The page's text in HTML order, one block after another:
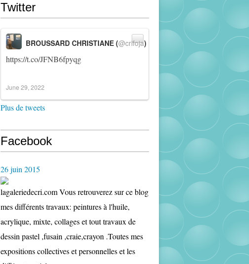
Twitter
https://t.co/JFNB6fpyqg
BROUSSARD CHRISTIANE (@crifoja)
June 29, 2022
Plus de tweets
Facebook
26 juin 2015
lagaleriedecri.com Vous retrouverez sur ce blog
mes différents travaux: peintures à l'huile,
acrylique, mixte, collages et tout travaux de
dessin pastel ,fusain ,craie,crayon .Toutes mes
expositions collectives et personnelles et les